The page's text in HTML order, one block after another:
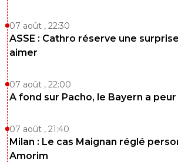
07 août , 22:30
ASSE : Cathro réserve une
aimer
07 août , 22:00
A fond sur Pacho, le Bayern a peur
07 août , 21:40
Milan : Le cas Maignan réglé
Amorim